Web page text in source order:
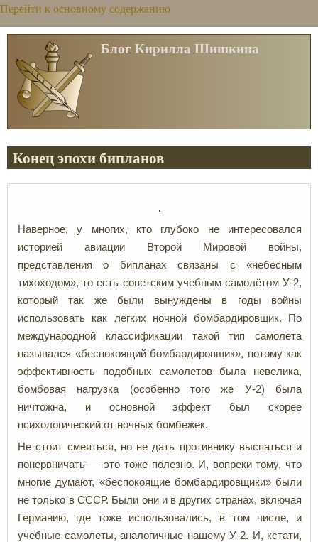
Перейти к основному содержанию
Блог Кирилла Шишкина
Конец эпохи бипланов
Наверное, у многих, кто глубоко не интересовался
историей авиации Второй Мировой войны,
представления о бипланах связаны с «небесным
тихоходом», то есть советским учебным самолётом У-2,
который так же были вынуждены в годы войны
использовать как легких ночной бомбардировщик. По
международной классификации такой тип самолета
назывался «беспокоящий бомбардировщик», потому как
эффективность подобных самолетов была невелика,
бомбовая нагрузка (особенно того же У-2) была
ничтожна, и основной эффект был скорее
психологический от ночных бомбежек.
Не стоит смеяться, но не дать противнику выспаться и
понервничать — это тоже полезно. И, вопреки тому, что
многие думают, «беспокоящие бомбардировщики» были
не только в СССР. Были они и в других странах, включая
Германию, где тоже использовались, в том числе, и
учебные самолеты, аналогичные нашему У-2. И, кстати,